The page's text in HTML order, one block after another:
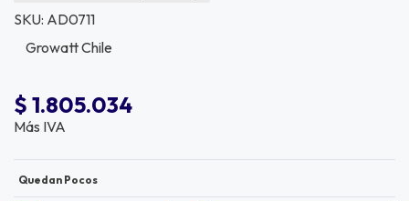
SKU: AD0711
Growatt Chile
$ 1.805.034
Más IVA
Quedan Pocos